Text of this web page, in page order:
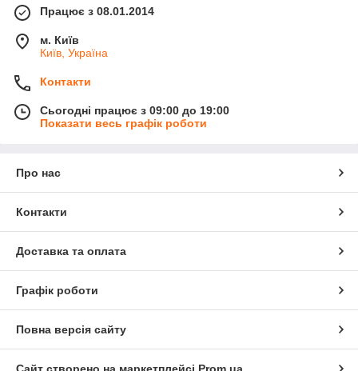
Працює з 08.01.2014
м. Київ
Київ, Україна
Контакти
Сьогодні працює з 09:00 до 19:00
Показати весь графік роботи
Про нас
Контакти
Доставка та оплата
Графік роботи
Повна версія сайту